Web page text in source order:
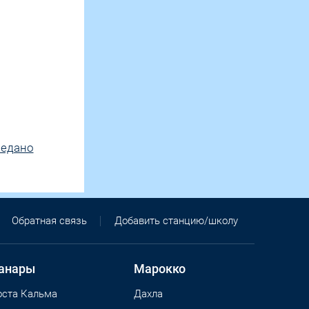
Обратная связь Добавить станцию/школу
Кальма
Марокко
Дахла